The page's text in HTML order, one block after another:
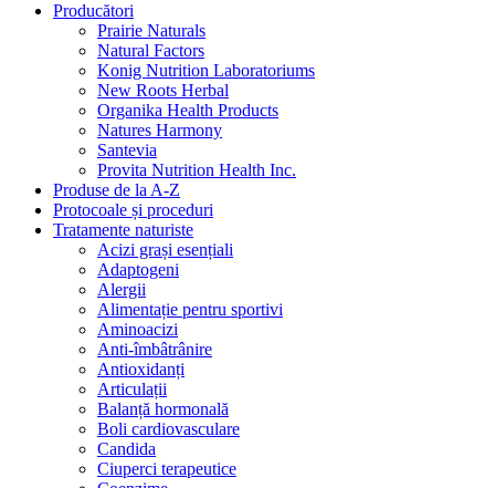
Producători
Prairie Naturals
Natural Factors
Konig Nutrition Laboratoriums
New Roots Herbal
Organika Health Products
Natures Harmony
Santevia
Provita Nutrition Health Inc.
Produse de la A-Z
Protocoale și proceduri
Tratamente naturiste
Acizi grași esențiali
Adaptogeni
Alergii
Alimentație pentru sportivi
Aminoacizi
Anti-îmbâtrânire
Antioxidanți
Articulații
Balanță hormonală
Boli cardiovasculare
Candida
Ciuperci terapeutice